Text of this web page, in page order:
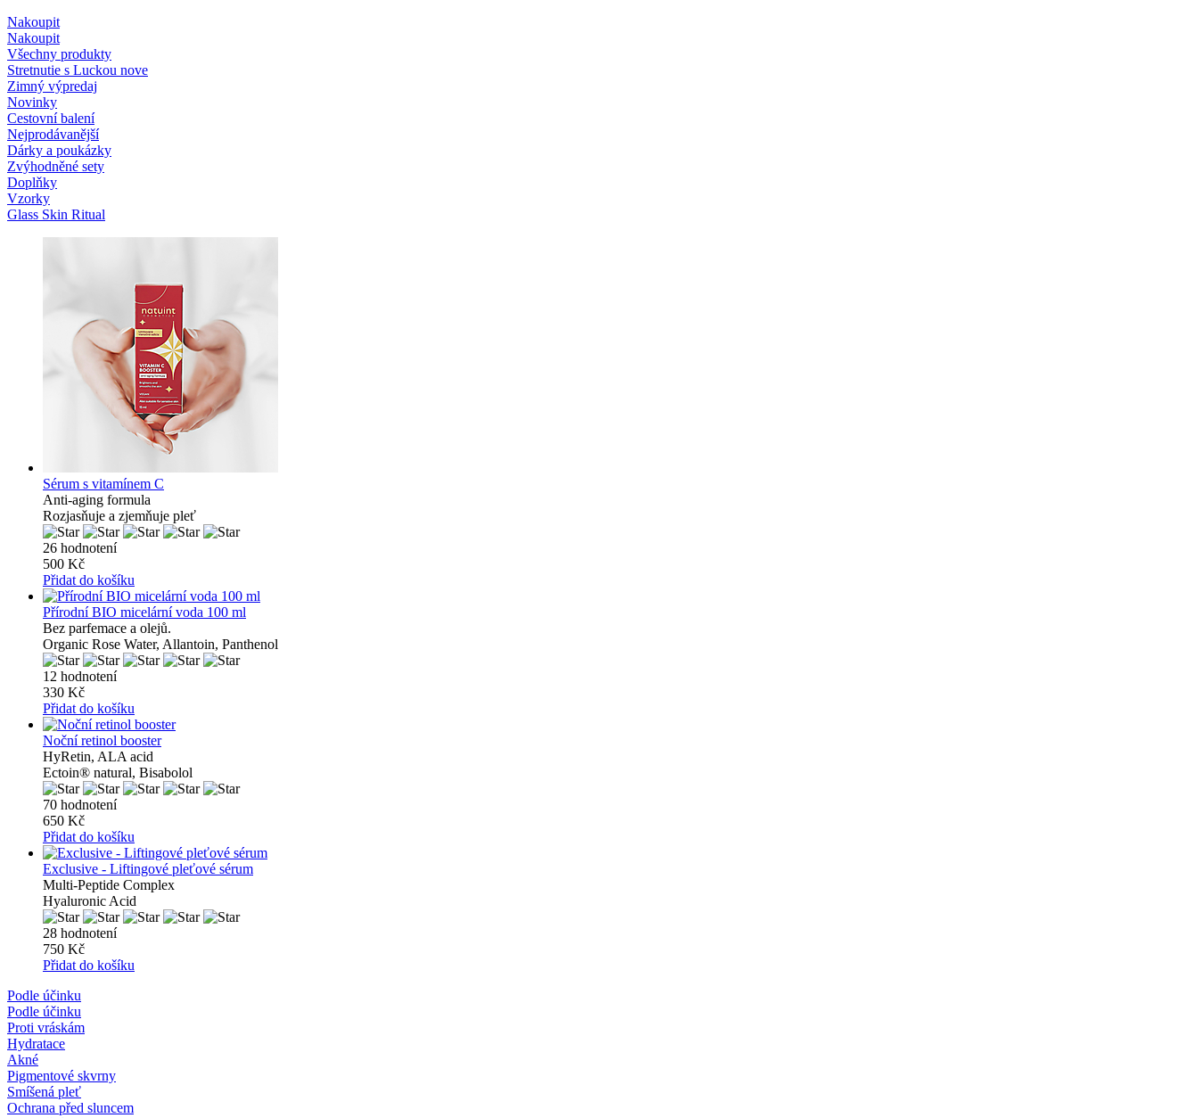
Nakoupit
Nakoupit
Všechny produkty
Stretnutie s Luckou nove
Zimný výpredaj
Novinky
Cestovní balení
Nejprodávanější
Dárky a poukázky
Zvýhodněné sety
Doplňky
Vzorky
Glass Skin Ritual
Sérum s vitamínem C
Anti-aging formula
Rozjasňuje a zjemňuje pleť
26 hodnotení
500 Kč
Přidat do košíku
Přírodní BIO micelární voda 100 ml
Bez parfemace a olejů.
Organic Rose Water, Allantoin, Panthenol
12 hodnotení
330 Kč
Přidat do košíku
Noční retinol booster
HyRetin, ALA acid
Ectoin® natural, Bisabolol
70 hodnotení
650 Kč
Přidat do košíku
Exclusive - Liftingové pleťové sérum
Multi-Peptide Complex
Hyaluronic Acid
28 hodnotení
750 Kč
Přidat do košíku
Podle účinku
Podle účinku
Proti vráskám
Hydratace
Akné
Pigmentové skvrny
Smíšená pleť
Ochrana před sluncem